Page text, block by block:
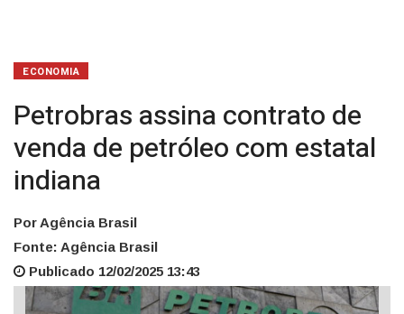
ECONOMIA
Petrobras assina contrato de
venda de petróleo com estatal
indiana
Por Agência Brasil
Fonte: Agência Brasil
Publicado 12/02/2025 13:43